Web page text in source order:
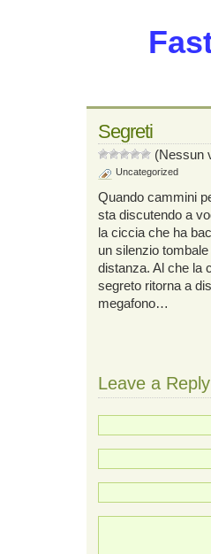
Segreti
(Nessun
Uncategorized
Quando cammini
sta discutendo a
la ciccia che ha
un silenzio
distanza. Al che la
segreto ritorna a
megafono…
Leave a Reply